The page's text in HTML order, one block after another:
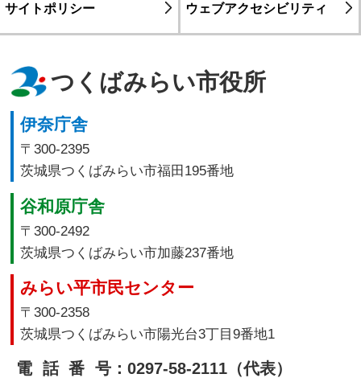
サイトポリシー ウェブアクセシビリティ
つくばみらい市役所
伊奈庁舎
〒300-2395
茨城県つくばみらい市福田195番地
谷和原庁舎
〒300-2492
茨城県つくばみらい市加藤237番地
みらい平市民センター
〒300-2358
茨城県つくばみらい市陽光台3丁目9番地1
電話番号：0297-58-2111（代表）